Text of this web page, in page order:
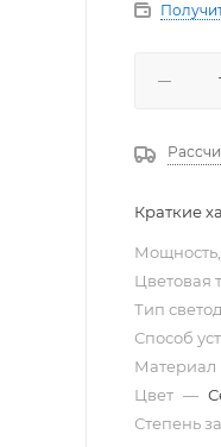
Краткие
Цветовая
Тип
Способ
Материал
Цвет —
Степень